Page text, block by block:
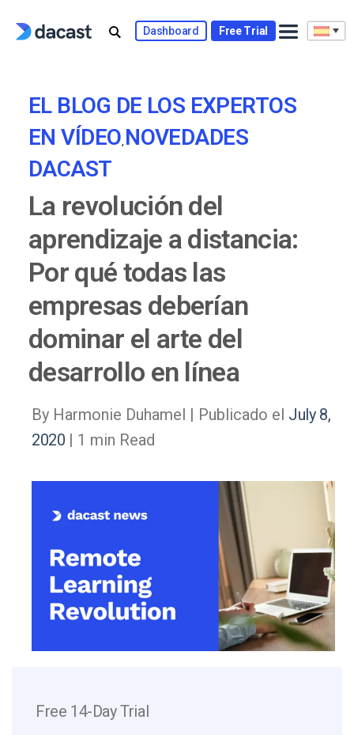
Dashboard Free Trial
EL BLOG DE LOS EXPERTOS
EN VÍDEO NOVEDADES
DACAST
La revolución del
aprendizaje a distancia:
Por qué todas las
empresas deberían
dominar el arte del
desarrollo en línea
By Harmonie Duhamel | Publicado el July 8,
2020 | 1 min Read
Free 14-Day Trial